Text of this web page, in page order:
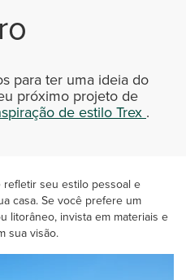
para ter uma ideia do
próximo projeto de
de estilo Trex.
refletir seu estilo pessoal e
casa. Se você prefere um
litorâneo, invista em materiais e
sua visão.